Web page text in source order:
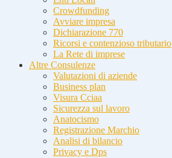
Crowdfunding
Avviare impresa
Dichiarazione 770
Ricorsi e contenzioso tributario
La Rete di imprese
Altre Consulenze
Valutazioni di aziende
Business plan
Visura Cciaa
Sicurezza sul lavoro
Anatocismo
Registrazione Marchio
Analisi di bilancio
Privacy e Dps